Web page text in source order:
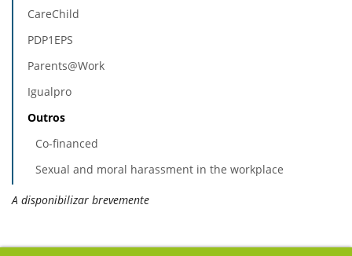
CareChild
PDP1EPS
Parents@Work
Igualpro
Outros
Co-financed
Sexual and moral harassment in the workplace
A disponibilizar brevemente